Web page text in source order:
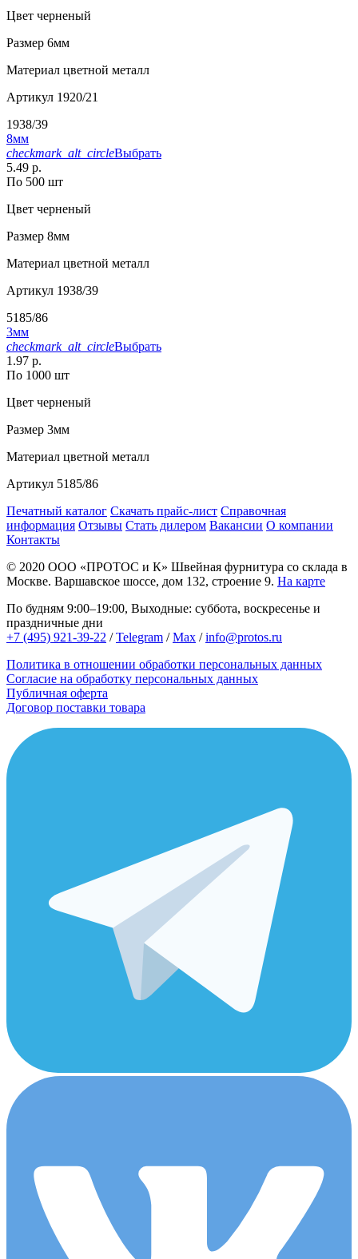
Цвет черненый
Размер 6мм
Материал цветной металл
Артикул 1920/21
1938/39
8мм
checkmark_alt_circleВыбрать
5.49 р.
По 500 шт
Цвет черненый
Размер 8мм
Материал цветной металл
Артикул 1938/39
5185/86
3мм
checkmark_alt_circleВыбрать
1.97 р.
По 1000 шт
Цвет черненый
Размер 3мм
Материал цветной металл
Артикул 5185/86
Печатный каталог Скачать прайс-лист Справочная
информация Отзывы Стать дилером Вакансии О компании
Контакты
© 2020 ООО «ПРОТОС и К» Швейная фурнитура со склада в
Москве. Варшавское шоссе, дом 132, строение 9. На карте
По будням 9:00–19:00, Выходные: суббота, воскресенье и
праздничные дни
+7 (495) 921-39-22 /Telegram /Max /info@protos.ru
Политика в отношении обработки персональных данных
Согласие на обработку персональных данных
Публичная оферта
Договор поставки товара